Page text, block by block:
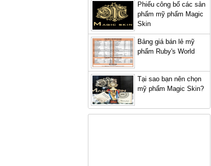
Phiếu công bố các sản
phẩm mỹ phẩm Magic
Skin
Bảng giá bán lẻ mỹ
phẩm Ruby's World
Tại sao bạn nên chọn
mỹ phẩm Magic Skin?